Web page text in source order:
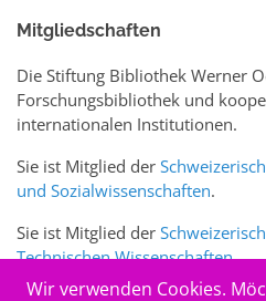
Mitgliedschaften
Die Stiftung Bibliothek Werner
Forschungsbibliothek und
internationalen Institutionen.
Sie ist Mitglied der
und Sozialwissenschaften.
Sie ist Mitglied der
Technischen Wissenschaften.
Wir verwenden Cookies.